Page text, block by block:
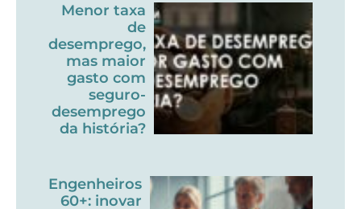
Menor taxa
de
desemprego,
mas maior
gasto com
seguro-
desemprego
da história?
Engenheiros
60+: inovar